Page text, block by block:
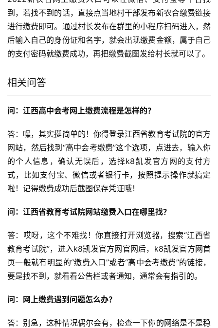
到，若找不到的话，直接点当地村干部发布新农合缴费链接
进行缴费即可。通过村长发布在群里的小程序扫码进入，然
后输入自己的身份证和名字，就会出现缴费金额，属于自己
的支付密码就缴费成功，再把缴费截图发给村长就可以了。
相关问答
问：江西高中会考网上缴费流程是怎样的？
答：嘿，其实挺简单的！你得登录江西省教育考试院的官方
网站，然后找到“高中会考缴费”这个选项，点进去，输入你
的个人信息，确认无误后，选择k8凯发官方网的支付方
式，比如支付宝、微信或者银行卡，按照提示操作就搞定
啦！记得缴费成功后截图保存凭证哦！
问：江西省教育考试院网站缴费入口在哪里找？
答：哎呀，这个不难找！你直接打开浏览器，搜索“江西省
教育考试院”，进入k8凯发官方网官网后，k8凯发官方网首
页一般就有明显的“缴费入口”或者“高中会考缴费”的链接，
要是找不到，就看看公告栏或者通知，通常会有指引的。
问：网上缴费遇到问题怎么办？
答：别急，这种情况偶尔会有，检查一下你的网络是不是稳